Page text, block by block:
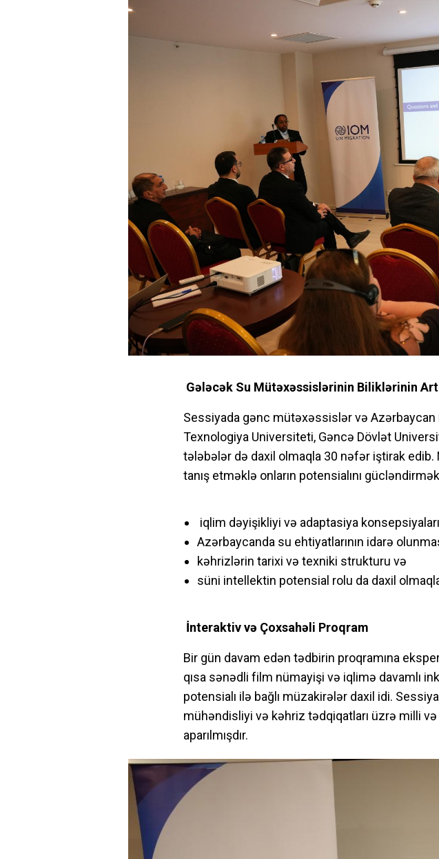
Gələcək Su Mütəxəssislərinin Biliklərinin
Sessiyada gənc mütəxəssislər və
Texnologiya Universiteti, Gəncə Dövlət
tələbələr də daxil olmaqla 30 nəfər iştirak
tanış etməklə onların potensialını
iqlim dəyişikliyi və adaptasiya
Azərbaycanda su ehtiyatlarının idarə
kəhrizlərin tarixi və texniki strukturu və
süni intellektin potensial rolu da daxil
İnteraktiv və Çoxsahəli Proqram
Bir gün davam edən tədbirin proqramına
qısa sənədli film nümayişi və iqlimə davamlı
potensialı ilə bağlı müzakirələr daxil idi.
mühəndisliyi və kəhriz tədqiqatları üzrə milli
aparılmışdır.